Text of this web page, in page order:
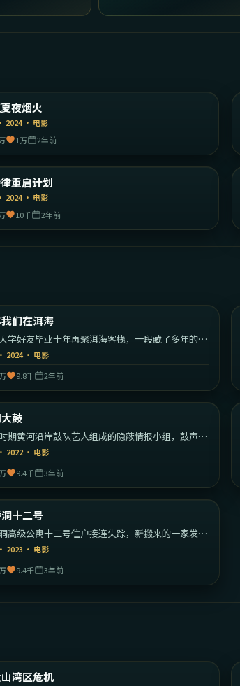
夜烟火
2024· 电影
1万 2年前
重启计划
2024· 电影
10千 2年前
们在洱海
学好友毕业十年再聚洱海客栈，一段藏了多年的心
揭开。
2024· 电影
9.8千 2年前
2:05:01
鼓
期黄河沿岸鼓队艺人组成的隐蔽情报小组，鼓声里
支军队的密码。
2022· 电影
9.4千 3年前
2:07:40
十二号
高级公寓十二号住户接连失踪，新搬来的一家发现
藏着秘密。
2023 · 电影
9.4千 3年前
湾区危机